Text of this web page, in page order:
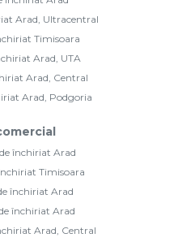
Arad, Ultracentral
Timisoara
Arad, UTA
Arad, Central
Arad, Podgoria
închiriat Arad
Timisoara
închiriat Arad
închiriat Arad
Arad, Central